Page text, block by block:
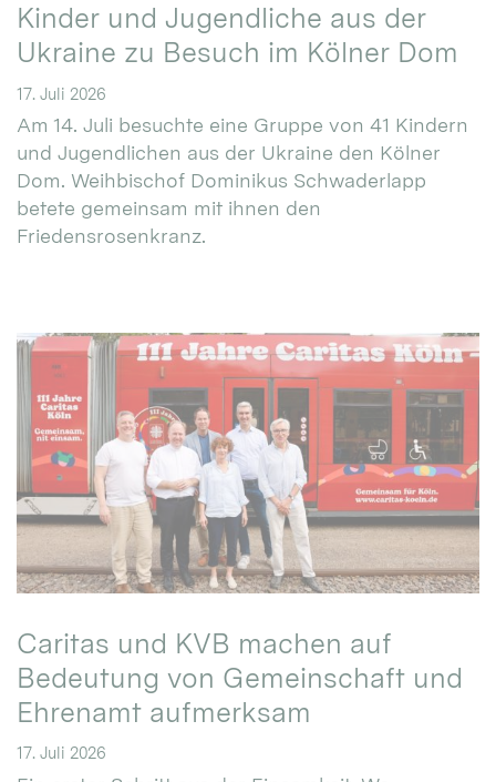
Kinder und Jugendliche aus der
Ukraine zu Besuch im Kölner Dom
17. Juli 2026
Am 14. Juli besuchte eine Gruppe von 41 Kindern
und Jugendlichen aus der Ukraine den Kölner
Dom. Weihbischof Dominikus Schwaderlapp
betete gemeinsam mit ihnen den
Friedensrosenkranz.
Caritas und KVB machen auf
Bedeutung von Gemeinschaft und
Ehrenamt aufmerksam
17. Juli 2026